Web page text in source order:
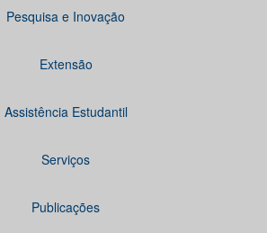
Pesquisa e Inovação
Extensão
Assistência Estudantil
Serviços
Publicações